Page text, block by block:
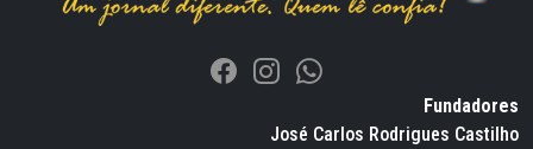
Fundadores
José Carlos Rodrigues Castilho